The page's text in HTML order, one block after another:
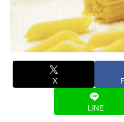
X
LINE